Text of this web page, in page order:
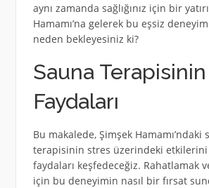
aynı zamanda sağlığınız için bir
Hamamı’na gelerek bu eşsiz
neden bekleyesiniz ki?
Sauna Terapisinin
Faydaları
Bu makalede, Şimşek Hamamı’ndaki
terapisinin stres üzerindeki etkilerini
faydaları keşfedeceğiz. Rahatlamak
için bu deneyimin nasıl bir fırsat